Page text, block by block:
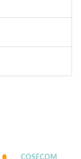
COSECOM